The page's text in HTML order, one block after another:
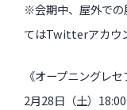
※会期中、屋外での
てはTwitterアカウ
《オープニングレセ
2月28日（土）